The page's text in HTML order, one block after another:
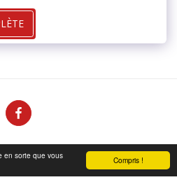
Compris !
en sorte que vous
CFA ~ Plus
-
Association de la famille Clopton